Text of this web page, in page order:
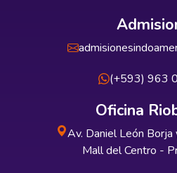
(+593) 963
Oficina
Av. Daniel León Borja
Mall del Centro -